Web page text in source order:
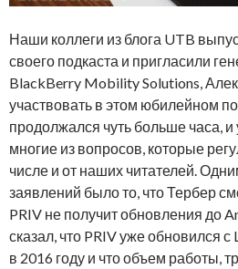
Наши коллеги из блога UTB
своего подкаста и пригласили
BlackBerry Mobility Solutions,
участвовать в этом юбилейном
продолжался чуть больше часа, и
многие из вопросов, которые
числе и от наших читателей.
заявлений было то, что Тербер
PRIV не получит обновления до
сказал, что PRIV уже обновился
в 2016 году и что объем работы,